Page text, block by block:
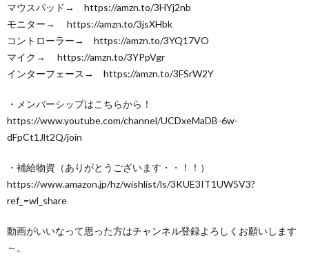
マウスパッド→ https://amzn.to/3HYj2nb
モニター→ https://amzn.to/3jsXHbk
コントローラー→ https://amzn.to/3YQ17VO
マイク→ https://amzn.to/3YPpVgr
インターフェース→ https://amzn.to/3FSrW2Y
・メンバーシップはこちらから！
https://www.youtube.com/channel/UCDxeMaDB-6w-
dFpCt1Jlt2Q/join
・補給物資（ありがとうございます・・！！）
https://www.amazon.jp/hz/wishlist/ls/3KUE3IT1UW5V3?
ref_=wl_share
動画がいいなって思った方はチャンネル登録よろしくお願いします
～。